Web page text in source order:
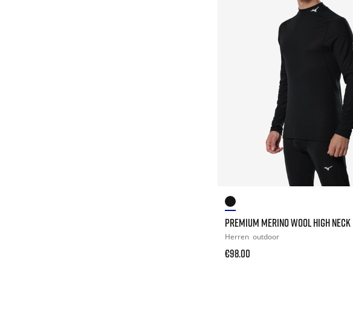
PREMIUM MERINO WOOL HIGH NECK
Herren outdoor
€98.00